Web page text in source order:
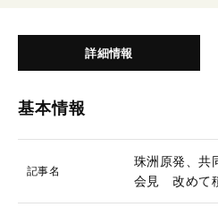
詳細情報
基本情報
記事名
珠洲原発、
会見 改めて